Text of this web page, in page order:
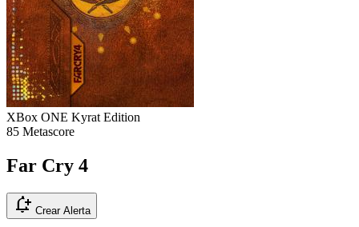
XBox ONE Kyrat Edition
85 Metascore
Far Cry 4
notification_add Crear Alerta